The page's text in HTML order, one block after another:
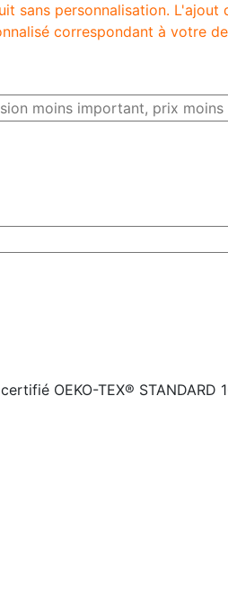
sans personnalisation. L'ajout
correspondant à votre
OEKO-TEX® STANDARD